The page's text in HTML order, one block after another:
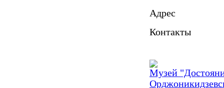
Адрес
Контакты
Музей